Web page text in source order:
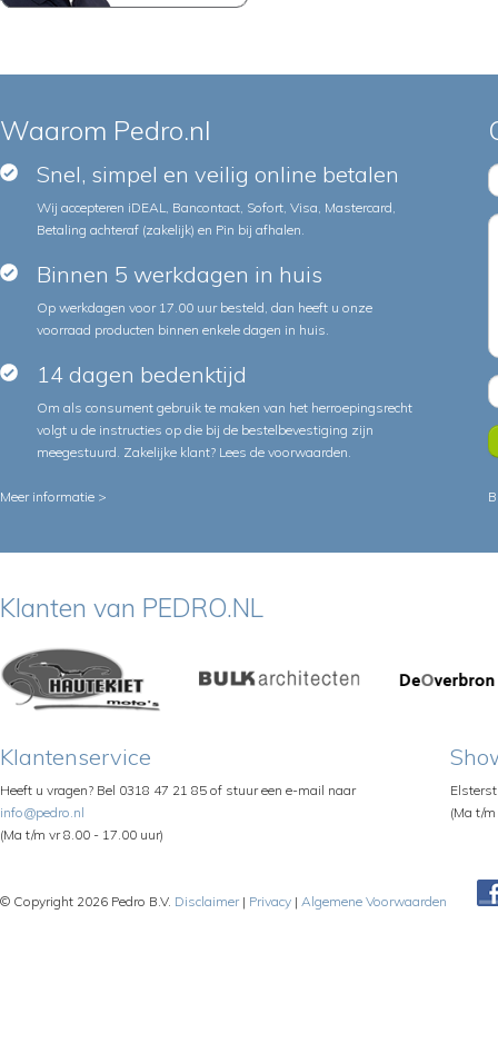
Waarom Pedro.nl
Snel, simpel en veilig online betalen
Wij accepteren iDEAL, Bancontact, Sofort, Visa, Mastercard,
Betaling achteraf (zakelijk) en Pin bij afhalen.
Binnen 5 werkdagen in huis
Op werkdagen voor 17.00 uur besteld, dan heeft u onze
voorraad producten binnen enkele dagen in huis.
14 dagen bedenktijd
Om als consument gebruik te maken van het herroepingsrecht
volgt u de instructies op die bij de bestelbevestiging zijn
meegestuurd. Zakelijke klant? Lees de voorwaarden.
Meer informatie >
Klanten van PEDRO.NL
Klantenservice
Heeft u vragen? Bel 0318 47 21 85 of stuur een e-mail naar
info@pedro.nl
(Ma t/m vr 8.00 - 17.00 uur)
(Ma t/
© Copyright 2026 Pedro B.V. Disclaimer| Privacy | Algemene Voorwaarden